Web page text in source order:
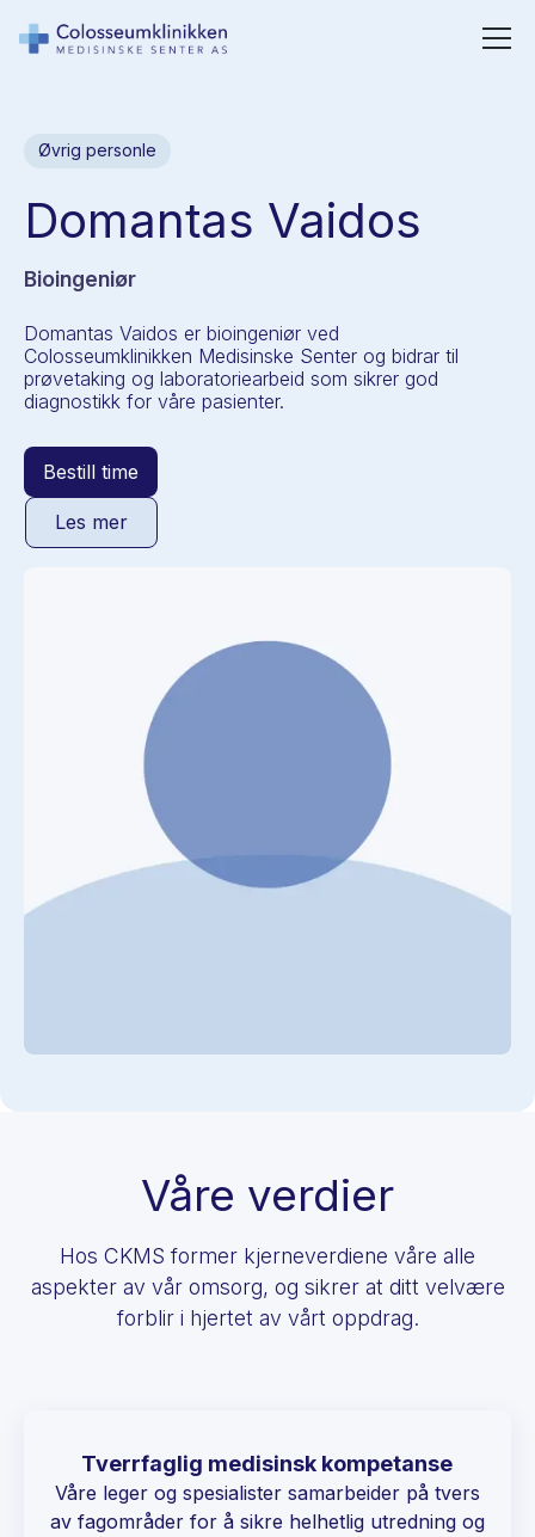
Øvrig personle
Domantas Vaidos
Bioingeniør
Domantas Vaidos er bioingeniør ved
Colosseumklinikken Medisinske Senter og bidrar til
prøvetaking og laboratoriearbeid som sikrer god
diagnostikk for våre pasienter.
Bestill time
Les mer
Våre verdier
Hos CKMS former kjerneverdiene våre alle
aspekter av vår omsorg, og sikrer at ditt velvære
forblir i hjertet av vårt oppdrag.
Tverrfaglig medisinsk kompetanse
Våre leger og spesialister samarbeider på tvers
av fagområder for å sikre helhetlig utredning og